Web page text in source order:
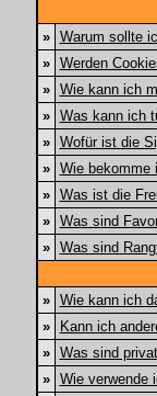
»
Warum sollte
»
Werden
»
Wie kann ich
»
Was kann ich
»
Wofür ist die
»
Wie bekomme
»
Was ist die
»
Was sind
»
Was sind
»
Wie kann ich
»
Kann ich
»
Was sind
»
Wie verwende